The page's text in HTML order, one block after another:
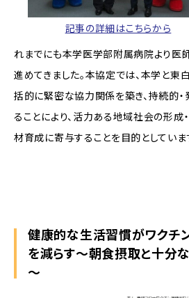
記事の詳細はこちらから
れまでにも本学医学部附属病院より医
進めてきました。本協定では、本学と東
括的に緊密な協力関係を築き、持続的
ることにより、活力ある地域社会の形成
材育成に寄与することを目的としていま
健康的な生活習慣がワクチ
を減らす～朝食摂取と十分
～